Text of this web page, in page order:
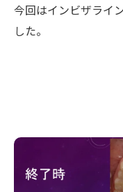
今回はインビザライ
した。